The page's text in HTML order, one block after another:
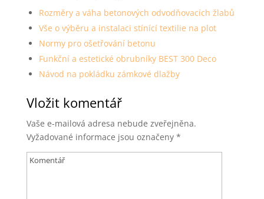
Rozměry a váha betonových odvodňovacích žlabů
Vše o výběru a instalaci stínící textilie na plot
Normy pro ošetřování betonu
Funkční a estetické obrubníky BEST 300 Deco
Návod na pokládku zámkové dlažby
Vložit komentář
Vaše e-mailová adresa nebude zveřejněna.
Vyžadované informace jsou označeny *